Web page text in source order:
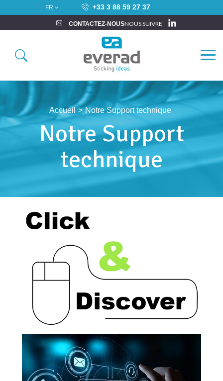
FR +33 3 88 59 27 37
CONTACTEZ-NOUSNOUS SUIVRE
Accueil > Notre Support technique
Notre Support
technique